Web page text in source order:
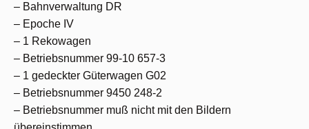
– Bahnverwaltung DR
– Epoche IV
– 1 Rekowagen
– Betriebsnummer 99-10 657-3
– 1 gedeckter Güterwagen G02
– Betriebsnummer 9450 248-2
– Betriebsnummer muß nicht mit den Bildern